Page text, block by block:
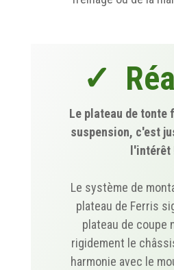
✓
Le plateau de tonte
suspension, c'est
l'intérêt
Le système de
plateau de Ferris
plateau de coupe
rigidement le
harmonie avec le